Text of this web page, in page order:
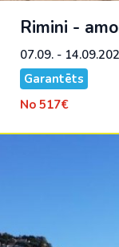
Rimini -
07.09. -
Garantēts
No 517€